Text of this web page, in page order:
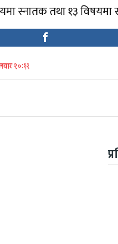
स्नातक तथा १३
२०:१२